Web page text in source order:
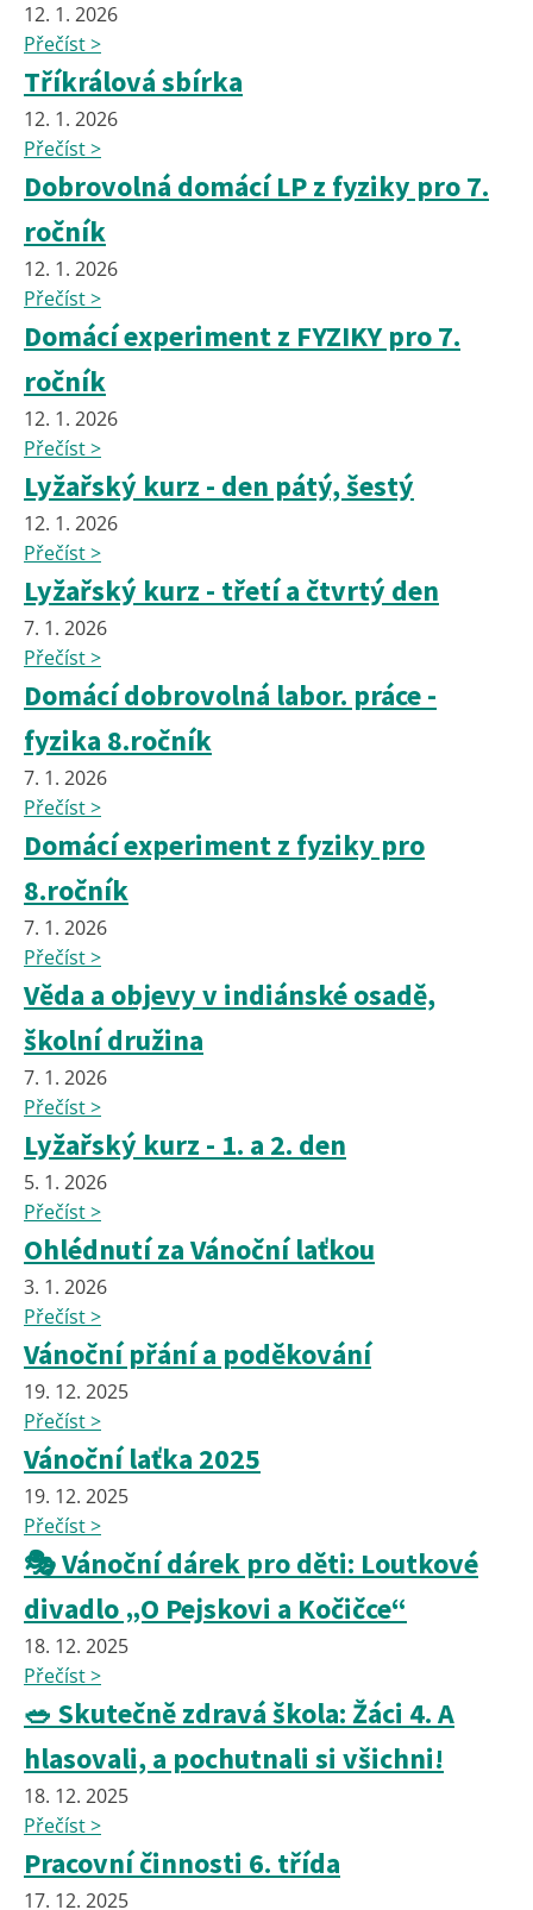
12. 1. 2026
Přečíst >
Tříkrálová sbírka
12. 1. 2026
Přečíst >
Dobrovolná domácí LP z fyziky pro 7.
ročník
12. 1. 2026
Přečíst >
Domácí experiment z FYZIKY pro 7.
ročník
12. 1. 2026
Přečíst >
Lyžařský kurz - den pátý, šestý
12. 1. 2026
Přečíst >
Lyžařský kurz - třetí a čtvrtý den
7. 1. 2026
Přečíst >
Domácí dobrovolná labor. práce -
fyzika 8.ročník
7. 1. 2026
Přečíst >
Domácí experiment z fyziky pro
8.ročník
7. 1. 2026
Přečíst >
Věda a objevy v indiánské osadě,
školní družina
7. 1. 2026
Přečíst >
Lyžařský kurz - 1. a 2. den
5. 1. 2026
Přečíst >
Ohlédnutí za Vánoční laťkou
3. 1. 2026
Přečíst >
Vánoční přání a poděkování
19. 12. 2025
Přečíst >
Vánoční laťka 2025
19. 12. 2025
Přečíst >
🎭 Vánoční dárek pro děti: Loutkové
divadlo „O Pejskovi a Kočičce“
18. 12. 2025
Přečíst >
🥗 Skutečně zdravá škola: Žáci 4. A
hlasovali, a pochutnali si všichni!
18. 12. 2025
Přečíst >
Pracovní činnosti 6. třída
17. 12. 2025